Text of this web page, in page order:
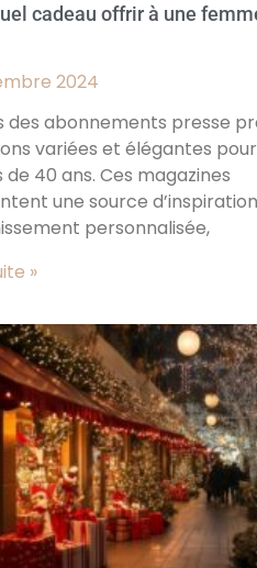
cadeau offrir à une
2024
des abonnements presse
variées et élégantes
40 ans. Ces magazines
une source
personnalisée,
»